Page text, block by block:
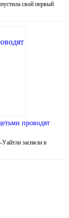
свой первый
проводят
засняли в